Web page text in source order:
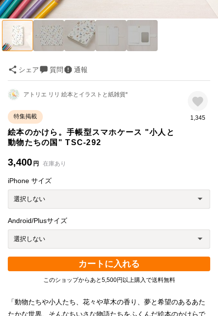
シェア 質問 通報
アトリエ リリ 絵本とイラストと紙雑貨*
特集掲載
絵本のかけら。手帳型スマホケース "小人と
動物たちの国" TSC-292
3,400 円 在庫あり
1,345
iPhone サイズ
Android/Plusサイズ
カートに入れる
このショップからあと5,500円以上購入で送料無料
「動物たちや小人たち、花々や草木の香り、夢と希望のあるあた
たかな世界、そんなちいさな物語たちをふくんだ絵本のかけらで